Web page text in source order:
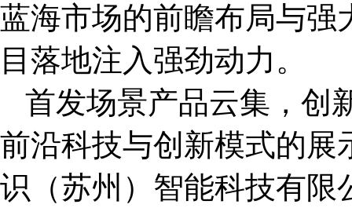
蓝海市场的前瞻布局与强
目落地注入强劲动力。
首发场景产品云集，创
前沿科技与创新模式的展
识（苏州）智能科技有限